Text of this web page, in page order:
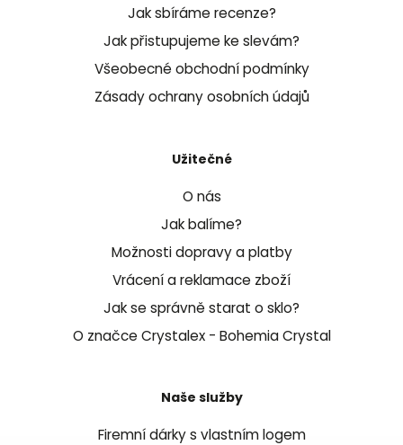
Jak sbíráme recenze?
Jak přistupujeme ke slevám?
Všeobecné obchodní podmínky
Zásady ochrany osobních údajů
Užitečné
O nás
Jak balíme?
Možnosti dopravy a platby
Vrácení a reklamace zboží
Jak se správně starat o sklo?
O značce Crystalex - Bohemia Crystal
Naše služby
Firemní dárky s vlastním logem